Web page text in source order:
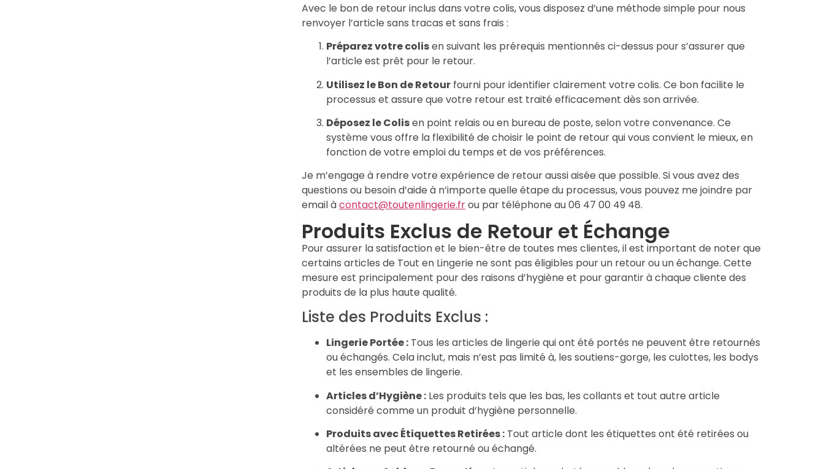
Avec le bon de retour inclus dans votre colis, vous disposez d’une méthode simple pour nous
renvoyer l’article sans tracas et sans frais :
Préparez votre colisen suivant les prérequis mentionnés ci-dessus pour s’assurer que
l’article est prêt pour le retour.
Utilisez le Bon de Retourfourni pour identifier clairement votre colis. Ce bon facilite le
processus et assure que votre retour est traité efficacement dès son arrivée.
Déposez le Colisen point relais ou en bureau de poste, selon votre convenance. Ce
système vous offre la flexibilité de choisir le point de retour qui vous convient le mieux, en
fonction de votre emploi du temps et de vos préférences.
Je m’engage à rendre votre expérience de retour aussi aisée que possible. Si vous avez des
questions ou besoin d’aide à n’importe quelle étape du processus, vous pouvez me joindre par
email àcontact@toutenlingerie.frou par téléphone au 06 47 00 49 48.
Produits Exclus de Retour et Échange
Pour assurer la satisfaction et le bien-être de toutes mes clientes, il est important de noter que
certains articles de Tout en Lingerie ne sont pas éligibles pour un retour ou un échange. Cette
mesure est principalement pour des raisons d’hygiène et pour garantir à chaque cliente des
produits de la plus haute qualité.
Liste des Produits Exclus :
Lingerie Portée :Tous les articles de lingerie qui ont été portés ne peuvent être retournés
ou échangés. Cela inclut, mais n’est pas limité à, les soutiens-gorge, les culottes, les bodys
et les ensembles de lingerie.
Articles d’Hygiène :Les produits tels que les bas, les collants et tout autre article
considéré comme un produit d’hygiène personnelle.
Produits avec Étiquettes Retirées :Tout article dont les étiquettes ont été retirées ou
altérées ne peut être retourné ou échangé.